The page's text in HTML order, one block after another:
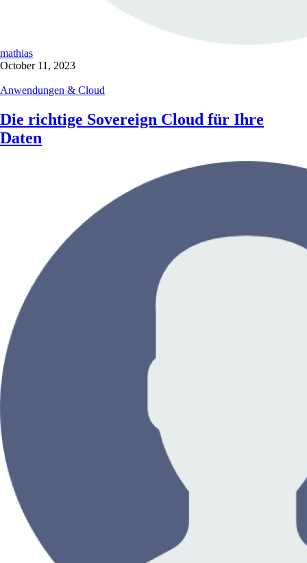
mathias
October 11, 2023
Anwendungen & Cloud
Die richtige Sovereign Cloud für Ihre
Daten